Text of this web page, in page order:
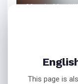
Mersin
Market
Market Kartı
This page is